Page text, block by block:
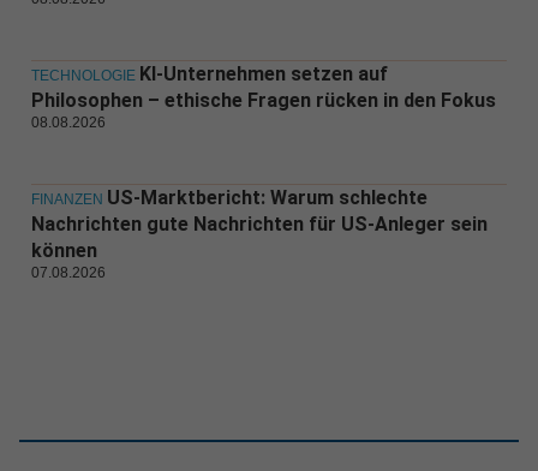
TECHNOLOGIE KI-Unternehmen setzen auf
Philosophen – ethische Fragen rücken in den Fokus
08.08.2026
FINANZEN US-Marktbericht: Warum schlechte
Nachrichten gute Nachrichten für US-Anleger sein
können
07.08.2026